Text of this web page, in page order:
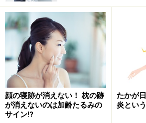
しても使用OK.。
目元に塗ったら、中指で軽くプッシ
す。そして、ピアノを弾く時のよう
ン・トン・トン”とマッサージしてい
タッチとホットタオルとの相乗効果
目立たなくなります。
顔の寝跡が消えない！ 枕の跡
が消えないのは加齢たるみの
サイン!?
たかが
炎とい